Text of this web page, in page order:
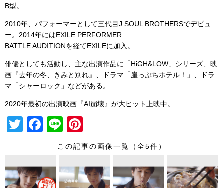
B型。
2010年、パフォーマーとして三代目J SOUL BROTHERSでデビュ
ー。2014年にはEXILE PERFORMER
BATTLE AUDITIONを経てEXILEに加入。
俳優としても活動し、主な出演作品に「HiGH&LOW」シリーズ、映
画『去年の冬、きみと別れ』、ドラマ「崖っぷちホテル！」、ドラ
マ「シャーロック」などがある。
2020年最初の出演映画『AI崩壊』が大ヒット上映中。
T
er
F
e
Li
n
nt
e
この記事の画像一覧（全5件）